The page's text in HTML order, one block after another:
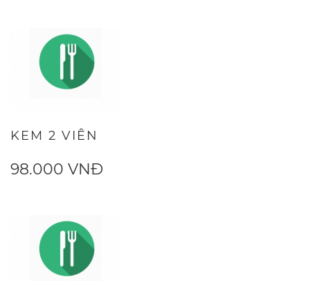
KEM 2 VIÊN
98.000 VNĐ